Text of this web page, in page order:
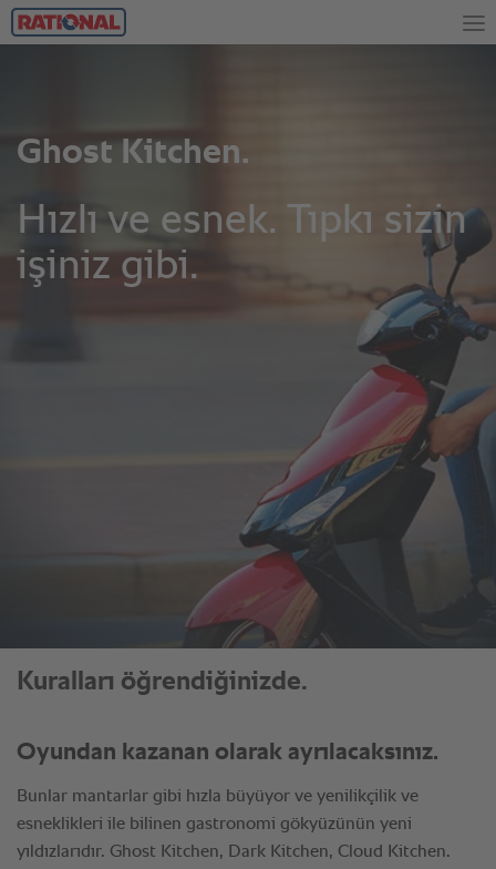
Kuralları öğrendiğinizde.
Oyundan kazanan olarak ayrılacaksınız.
Bunlar mantarlar gibi hızla büyüyor ve yenilikçilik ve
esneklikleri ile bilinen gastronomi gökyüzünün yeni
yıldızlarıdır. Ghost Kitchen, Dark Kitchen, Cloud Kitchen.